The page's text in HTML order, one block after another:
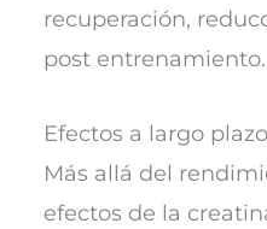
recuperación,
post entrenamiento.
Efectos a largo plazo
Más allá del
efectos de la